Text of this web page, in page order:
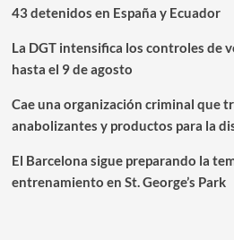
43 detenidos en España y Ecuador
La DGT intensifica los controles de
hasta el 9 de agosto
Cae una organización criminal que
anabolizantes y productos para la
El Barcelona sigue preparando la
entrenamiento en St. George’s Park